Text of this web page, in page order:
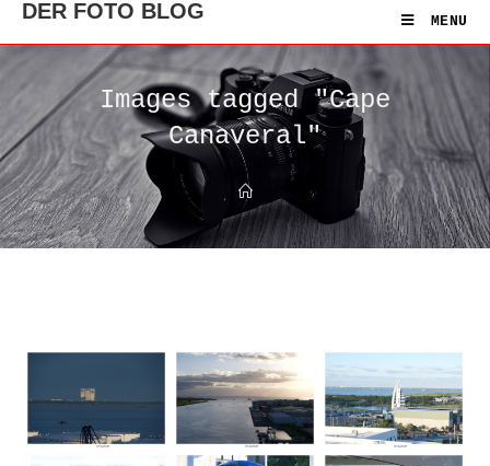
DER FOTO BLOG MENU
Images tagged "Cape
Canaveral"